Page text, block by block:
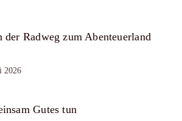
der Radweg zum Abenteuerland
2026
Gutes tun